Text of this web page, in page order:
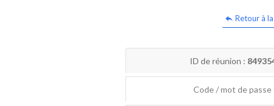
Retour à
ID de réunion :
Code / mot de passe